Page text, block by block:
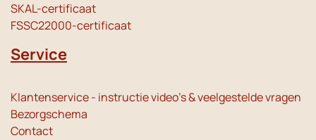
SKAL-certificaat
FSSC22000-certificaat
Service
Klantenservice - instructie video's & veelgestelde vragen
Bezorgschema
Contact